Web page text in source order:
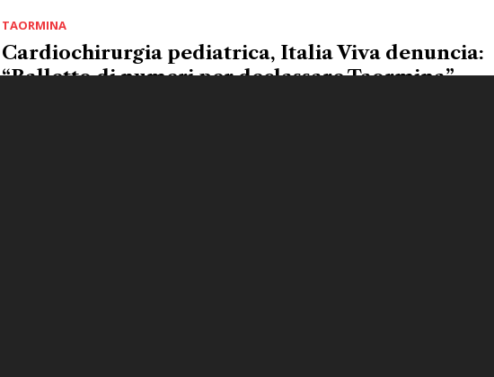
TAORMINA
Cardiochirurgia pediatrica, Italia Viva denuncia:
“Balletto di numeri per declassare Taormina”